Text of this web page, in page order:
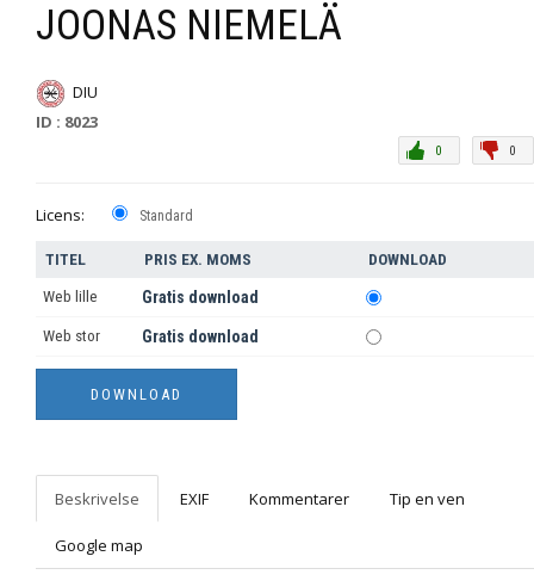
JOONAS NIEMELÄ
DIU
ID : 8023
0
0
Licens: Standard
TITEL PRIS EX. MOMS DOWNLOAD
Web lille Gratis download
Web stor Gratis download
Beskrivelse EXIF Kommentarer Tip en ven
Google map